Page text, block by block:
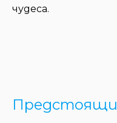
чудеса.